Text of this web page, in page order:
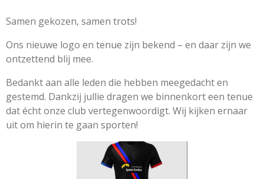
Samen gekozen, samen trots!
Ons nieuwe logo en tenue zijn bekend – en daar zijn we
ontzettend blij mee.
Bedankt aan alle leden die hebben meegedacht en
gestemd. Dankzij jullie dragen we binnenkort een tenue
dat écht onze club vertegenwoordigt. Wij kijken ernaar
uit om hierin te gaan sporten!